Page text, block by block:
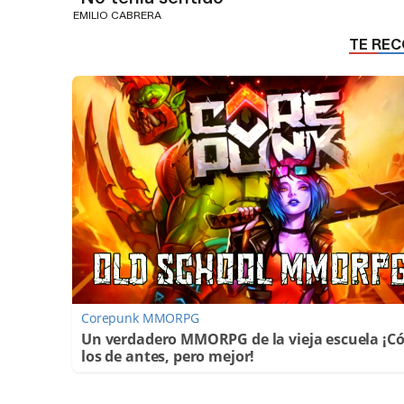
EMILIO CABRERA
Corepunk MMORPG
Un verdadero MMORPG de la vieja escuela
los de antes, pero mejor!